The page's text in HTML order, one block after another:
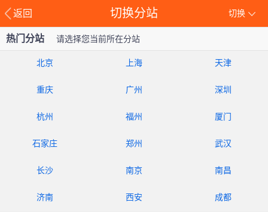
返回 切换
切换分站
热门分站 请选择您当前所在分站
北京 上海 天津
重庆 广州 深圳
杭州 福州 厦门
石家庄 郑州 武汉
长沙 南京 南昌
济南 西安 成都